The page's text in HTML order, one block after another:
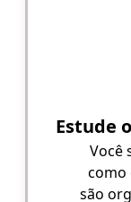
Estude
Você
como
são